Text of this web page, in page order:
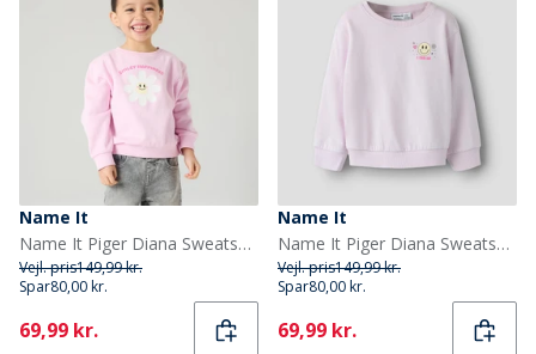
Name It
Name It Piger Diana Sweatshirt Pirouette
Vejl. pris149,99 kr.
Spar80,00 kr.
Current
69,99 kr.
Name It
Name It Piger Diana Sweatshirt Lavender Fog
Vejl. pris149,99 kr.
Spar80,00 kr.
Current
69,99 kr.